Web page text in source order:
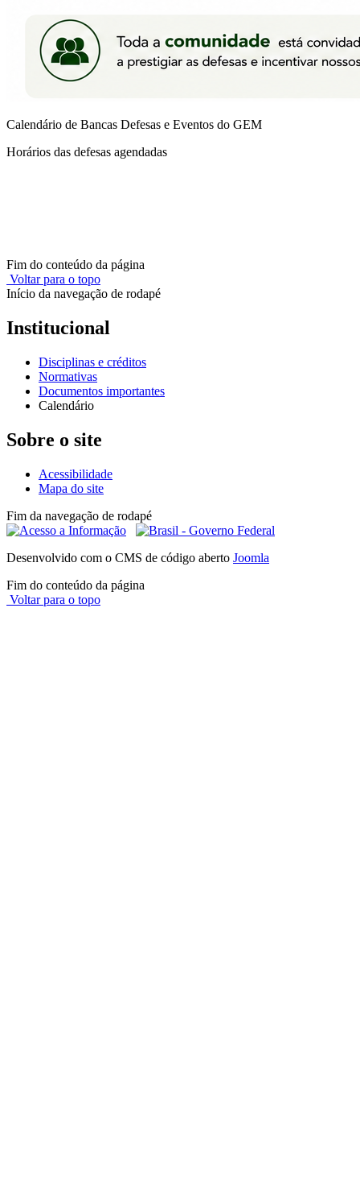
Calendário de Bancas Defesas e Eventos do GEM
Horários das defesas agendadas
Fim do conteúdo da página
Voltar para o topo
Início da navegação de rodapé
Institucional
Disciplinas e créditos
Normativas
Documentos importantes
Calendário
Sobre o site
Acessibilidade
Mapa do site
Fim da navegação de rodapé
Desenvolvido com o CMS de código aberto Joomla
Fim do conteúdo da página
Voltar para o topo